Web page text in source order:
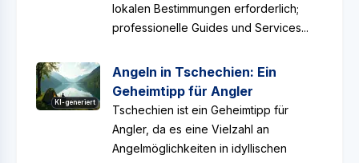
lokalen Bestimmungen erforderlich;
professionelle Guides und Services...
KI-generiert
Angeln in Tschechien: Ein
Geheimtipp für Angler
Tschechien ist ein Geheimtipp für
Angler, da es eine Vielzahl an
Angelmöglichkeiten in idyllischen